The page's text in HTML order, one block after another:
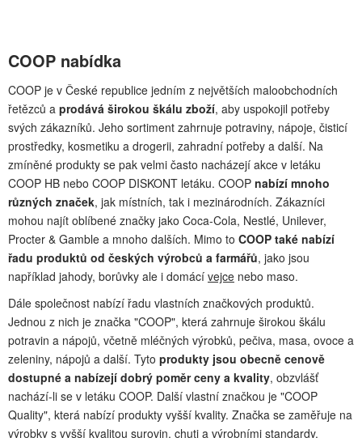
COOP nabídka
COOP je v České republice jedním z největších maloobchodních
řetězců a prodává širokou škálu zboží, aby uspokojil potřeby
svých zákazníků. Jeho sortiment zahrnuje potraviny, nápoje, čisticí
prostředky, kosmetiku a drogerii, zahradní potřeby a další. Na
zmíněné produkty se pak velmi často nacházejí akce v letáku
COOP HB nebo COOP DISKONT letáku. COOP nabízí mnoho
různých značek, jak místních, tak i mezinárodních. Zákazníci
mohou najít oblíbené značky jako Coca-Cola, Nestlé, Unilever,
Procter & Gamble a mnoho dalších. Mimo to COOP také nabízí
řadu produktů od českých výrobců a farmářů, jako jsou
například jahody, borůvky ale i domácí vejce nebo maso.
Dále společnost nabízí řadu vlastních značkových produktů.
Jednou z nich je značka "COOP", která zahrnuje širokou škálu
potravin a nápojů, včetně mléčných výrobků, pečiva, masa, ovoce a
zeleniny, nápojů a další. Tyto produkty jsou obecně cenově
dostupné a nabízejí dobrý poměr ceny a kvality, obzvlášť
nachází-li se v letáku COOP. Další vlastní značkou je "COOP
Quality", která nabízí produkty vyšší kvality. Značka se zaměřuje na
výrobky s vyšší kvalitou surovin, chuti a výrobními standardy.